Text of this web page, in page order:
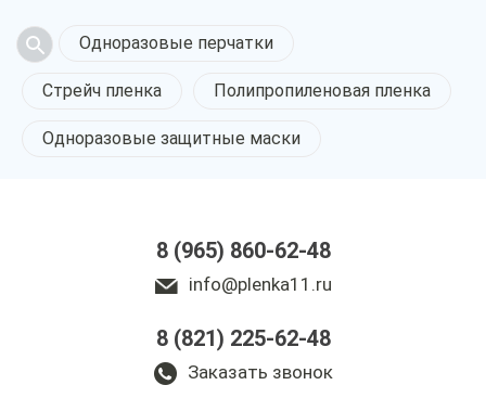
Одноразовые перчатки
Стрейч пленка Полипропиленовая пленка
Одноразовые защитные маски
8 (965) 860-62-48
info@plenka11.ru
8 (821) 225-62-48
Заказать звонок